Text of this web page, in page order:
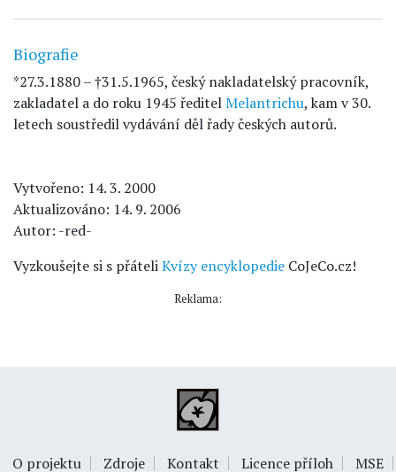
Biografie
*27.3.1880 – †31.5.1965, český nakladatelský pracovník,
zakladatel a do roku 1945 ředitelMelantrichu, kam v 30.
letech soustředil vydávání děl řady českých autorů.
Vytvořeno: 14. 3. 2000
Aktualizováno: 14. 9. 2006
Autor: -red-
Vyzkoušejte si s přáteliKvízy encyklopedie CoJeCo.cz!
Reklama:
O projektu Zdroje Kontakt Licence příloh MSE